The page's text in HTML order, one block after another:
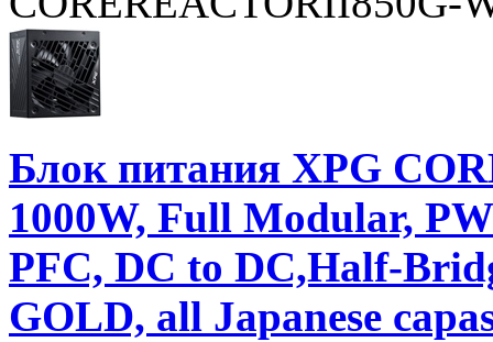
Блок питания XPG
1000W, Full Modular,
PFC, DC to DC,Half-
GOLD, all Japanese